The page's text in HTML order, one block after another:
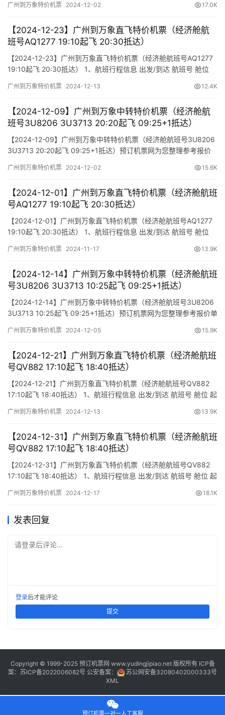
程确认，请尽快通知我方操作占位，相关税费需以出票当天为准）
广州到万象特价机票 2024-12-02 17.0K
【2024-12-23】广州到万象直飞特价机票（经济舱航
班号AQ1277 19:10起飞 20:30抵达）
【2024-12-23】广州到万象直飞特价机票（经济舱航班号AQ1277
19:10起飞 20:30抵达） 1、航班行程信息 出发/到达 航班号 舱位
(class) (Departure Time) (Arrival Time) 出发(TakeOff)…
广州到万象特价机票 2024-12-13 12.4K
【2024-12-09】广州到万象中转特价机票（经济舱航
班号3U8206 3U3713 20:20起飞 09:25+1抵达）
【2024-12-09】广州到万象中转特价机票（经济舱航班号3U8206
3U3713 20:20起飞 09:25+1抵达）预订机票网为您整理参考报价
认，请尽快通知我方操作占位，相关税费需以出票当天为准）
广州到万象特价机票 2024-12-02 15.6K
【2024-12-01】广州到万象直飞特价机票（经济舱航班
号AQ1277 19:10起飞 20:30抵达）
【2024-12-01】广州到万象直飞特价机票（经济舱航班号AQ1277
19:10起飞 20:30抵达） 1、航班行程信息 出发/到达 航班号 舱位
(class) (Departure Time) (Arrival Time) 出发(TakeOff)…
广州到万象特价机票 2024-11-17 13.9K
【2024-12-14】广州到万象中转特价机票（经济舱航班
号3U8206 3U3713 10:25起飞 09:25+1抵达）
【2024-12-14】广州到万象中转特价机票（经济舱航班号3U8206
3U3713 10:25起飞 09:25+1抵达）预订机票网为您整理参考报价单
认，请尽快通知我方操作占位，相关税费需以出票当天为准）
广州到万象特价机票 2024-12-05 15.9K
【2024-12-21】广州到万象直飞特价机票（经济舱航班
号QV882 17:10起飞 18:40抵达）
【2024-12-21】广州到万象直飞特价机票（经济舱航班号QV882
17:10起飞 18:40抵达） 1、航班行程信息 出发/到达 航班号 舱位 起
(class) (Departure Time) (Arrival Time) 出发(TakeOff) …
广州到万象特价机票 2024-12-13 13.9K
【2024-12-31】广州到万象直飞特价机票（经济舱航班
号QV882 17:10起飞 18:40抵达）
【2024-12-31】广州到万象直飞特价机票（经济舱航班号QV882
17:10起飞 18:40抵达） 1、航班行程信息 出发/到达 航班号 舱位 起
(class) (Departure Time) (Arrival Time) 出发(TakeOff) …
广州到万象特价机票 2024-12-17 18.1K
发表回复
请登录后评论...
登录后才能评论
提交
Copyright © 1999-2025 预订机票网 www.yudingjipiao.net 版权所有 ICP备
案： 苏ICP备2022006082号 公安备案：
苏公网安备32080402000333号
XML
预订机票一对一人工客服